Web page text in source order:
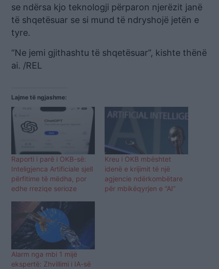
se ndërsa kjo teknologji përparon njerëzit janë
të shqetësuar se si mund të ndryshojë jetën e
tyre.
“Ne jemi gjithashtu të shqetësuar”, kishte thënë
ai. /REL
Lajme të ngjashme:
Raporti i parë i OKB-së:
Inteligjenca Artificiale sjell
përfitime të mëdha, por
edhe rreziqe serioze
Kreu i OKB mbështet
idenë e krijimit të një
agjencie ndërkombëtare
për mbikëqyrjen e “AI”
Alarm nga mbi 1 mijë
ekspertë: Zhvillimi i IA-së